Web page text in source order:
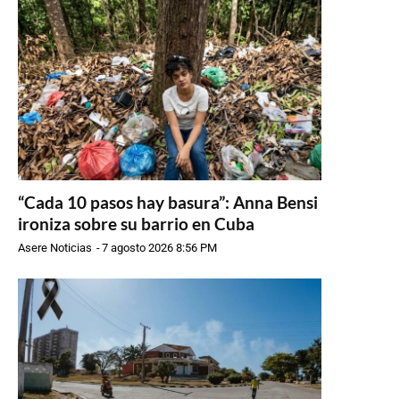
“Cada 10 pasos hay basura”: Anna Bensi
ironiza sobre su barrio en Cuba
Asere Noticias -7 agosto 2026 8:56 PM